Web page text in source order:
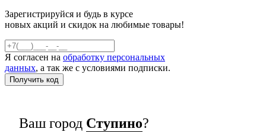
Зарегистрируйся и будь в курсе
новых акций и скидок на любимые товары!
Я согласен на обработку персональных
данных, а так же с условиями подписки.
Ваш город Ступино?